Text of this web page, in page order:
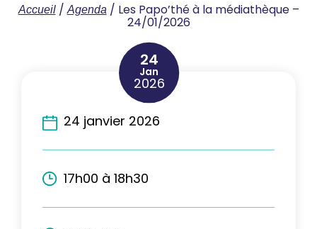
Accueil/Agenda/ Les Papo’thé à la médiathèque –
24/01/2026
24
Jan
2026
24 janvier 2026
17h00 à 18h30